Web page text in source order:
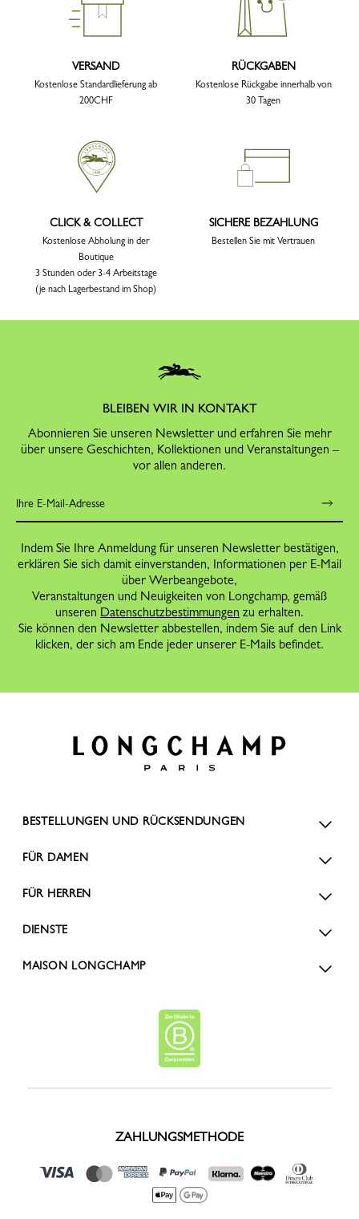
VERSAND
Kostenlose Standardlieferung ab
200CHF
RÜCKGABEN
Kostenlose Rückgabe innerhalb von
30 Tagen
CLICK & COLLECT
Kostenlose Abholung in der
Boutique
3 Stunden oder 3-4 Arbeitstage
(je nach Lagerbestand im Shop)
SICHERE BEZAHLUNG
Bestellen Sie mit Vertrauen
BLEIBEN WIR IN KONTAKT
Abonnieren Sie unseren Newsletter und erfahren Sie mehr
über unsere Geschichten, Kollektionen und Veranstaltungen –
vor allen anderen.
Indem Sie Ihre Anmeldung für unseren Newsletter bestätigen,
erklären Sie sich damit einverstanden, Informationen per E-Mail
über Werbeangebote,
Veranstaltungen und Neuigkeiten von Longchamp, gemäß
unseren Datenschutzbestimmungen zu erhalten.
Sie können den Newsletter abbestellen, indem Sie auf den Link
klicken, der sich am Ende jeder unserer E-Mails befindet.
BESTELLUNGEN UND RÜCKSENDUNGEN
FÜR DAMEN
FÜR HERREN
DIENSTE
MAISON LONGCHAMP
ZAHLUNGSMETHODE